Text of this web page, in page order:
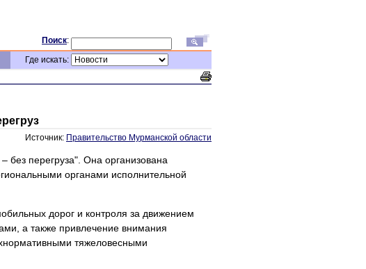
Поиск:
Где искать:
Источник: Правительство Мурманской области
без перегруза". Она организована
органами исполнительной
дорог и контроля за движением
а также привлечение внимания
тяжеловесными